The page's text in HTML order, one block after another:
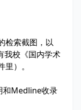
检索截图，以
我校《国内学术
）。
和Medline收录